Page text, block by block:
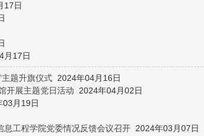
17日
月17日
题升旗仪式 2024年04月16日
开展主题党日活动 2024年04月02日
03月19日
工程学院党委情况反馈会议召开 2024年03月07日